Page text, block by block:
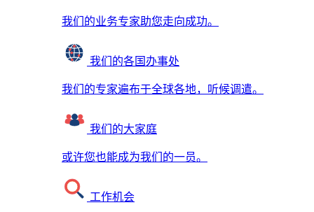
我们的业务专家助您走向成功。
我们的各国办事处
我们的专家遍布于全球各地，听候调遣。
我们的大家庭
或许您也能成为我们的一员。
工作机会